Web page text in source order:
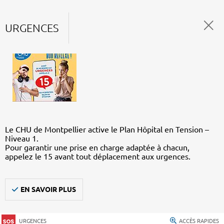
URGENCES
Le CHU de Montpellier active le Plan Hôpital en Tension –
Niveau 1.
Pour garantir une prise en charge adaptée à chacun,
appelez le 15 avant tout déplacement aux urgences.
EN SAVOIR PLUS
URGENCES ACCÈS RAPIDES